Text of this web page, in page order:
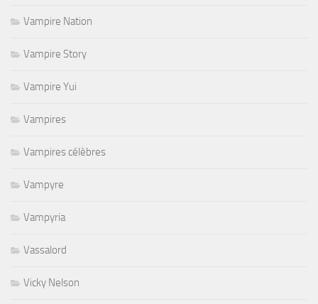
Vampire Nation
Vampire Story
Vampire Yui
Vampires
Vampires célèbres
Vampyre
Vampyria
Vassalord
Vicky Nelson